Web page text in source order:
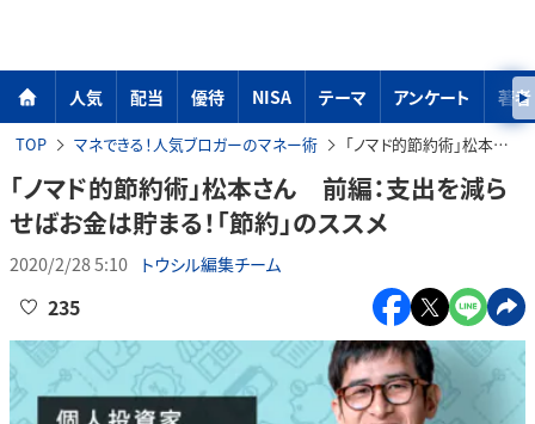
人気 配当 優待 NISA テーマ アンケート 著者
TOP マネできる！人気ブロガーのマネー術 「ノマド的節約術」松本さん 前編：支出を減らせばお金は貯まる！「節約」のススメ
「ノマド的節約術」松本さん 前編：支出を減ら
せばお金は貯まる！「節約」のススメ
2020/2/28 5:10 トウシル編集チーム
235